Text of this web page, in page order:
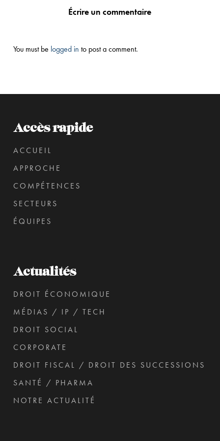
Écrire un commentaire
You must be logged in to post a comment.
Accès rapide
ACCUEIL
APPROCHE
COMPÉTENCES
SECTEURS
ÉQUIPES
Actualités
DROIT ÉCONOMIQUE
MÉDIAS / IP / TECH
DROIT SOCIAL
CORPORATE
DROIT FISCAL / DROIT DES SUCCESSIONS
SANTÉ / PHARMA
NOTRE ACTUALITÉ